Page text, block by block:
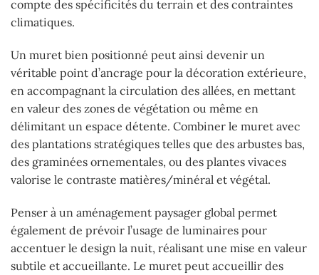
compte des spécificités du terrain et des contraintes
climatiques.
Un muret bien positionné peut ainsi devenir un
véritable point d’ancrage pour la décoration extérieure,
en accompagnant la circulation des allées, en mettant
en valeur des zones de végétation ou même en
délimitant un espace détente. Combiner le muret avec
des plantations stratégiques telles que des arbustes bas,
des graminées ornementales, ou des plantes vivaces
valorise le contraste matières/minéral et végétal.
Penser à un aménagement paysager global permet
également de prévoir l’usage de luminaires pour
accentuer le design la nuit, réalisant une mise en valeur
subtile et accueillante. Le muret peut accueillir des